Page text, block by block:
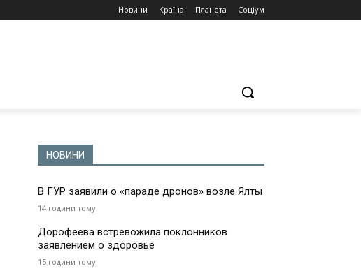
Новини Країна Планета Соціум
НОВИНИ
В ГУР заявили о «параде дронов» возле Ялты
14 години тому
Дорофеева встревожила поклонников
заявлением о здоровье
15 години тому